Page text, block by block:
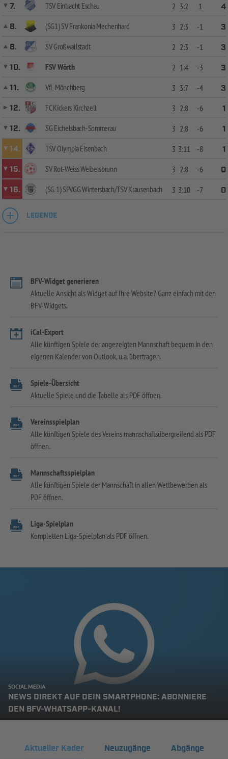
7.
TSV Eintracht Eschau 2 3:2 1
4
8.
(SG1) SV Frankonia Mechenhard 3 2:3 -1
3
8.
SV Großwallstadt 2 2:3 -1
3
10.
FSV Wörth 2 1:4 -3
3
11.
VfL Mönchberg 3 3:7 -4
3
12.
FC Kickers Kirchzell 3 2:8 -6
1
12.
SG Eichelsbach-Sommerau 3 2:8 -6
1
14.
TSV Olympia Eisenbach 3 3:11 -8
1
15.
SV Rot-Weiss Weibersbrunn 3 2:8 -6
0
16.
(SG 1) SPVGG Wintersbach/TSV Krausenbach 3 3:10 -7 0
LEGENDE
BFV-Widget generieren
Aktuelle Ansicht als Widget auf Ihre Website? Ganz einfach mit den
BFV-Widgets.
iCal-Export
Alle künftigen Spiele der angezeigten Mannschaft bequem in den
eigenen Kalender von Outlook, u.a. übertragen.
Spiele-Übersicht
Aktuelle Spiele und die Tabelle als PDF öffnen.
Vereinsspielplan
Alle künftigen Spiele des Vereins mannschaftsübergreifend als PDF
öffnen.
Mannschaftsspielplan
Alle künftigen Spiele der Mannschaft in allen Wettbewerben als
PDF öffnen.
Liga-Spielplan
Kompletten Liga-Spielplan als PDF öffnen.
SOCIAL MEDIA
NEWS DIREKT AUF DEIN SMARTPHONE: ABONNIERE
DEN BFV-WHATSAPP-KANAL!
Aktueller Kader Neuzugänge Abgänge